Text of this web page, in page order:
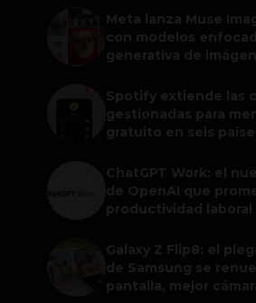
Meta lanza Muse
con modelos
generativa de
Spotify extiende las
gestionadas para
gratuito en seis
ChatGPT Work: el
de OpenAI que
productividad laboral
Galaxy Z Flip8: el
de Samsung se
pantalla, mejor